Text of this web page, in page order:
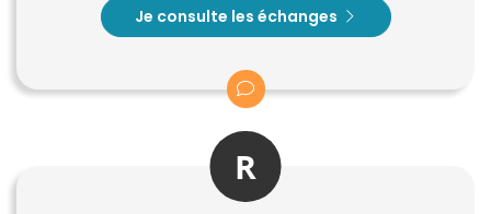
Je consulte les échanges
R